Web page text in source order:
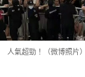
人氣超勁！（微博照片）